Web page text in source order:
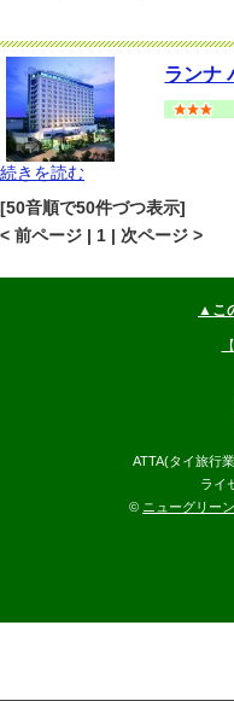
ランナ
続きを読む
[50音順で50件づつ表示]
< 前ページ | 1 | 次ページ >
▲こ
ATTA(タイ旅行
ライ
© ニューグリー